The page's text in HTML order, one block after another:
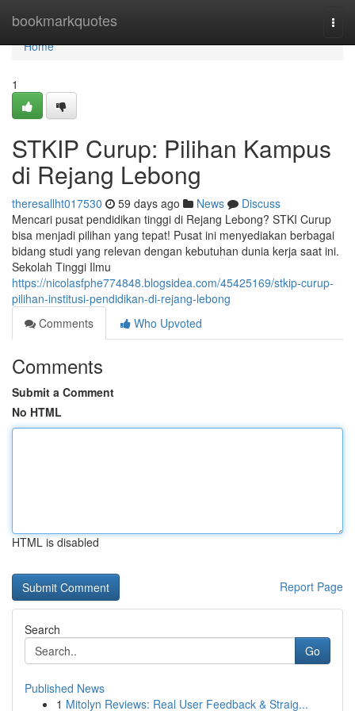
bookmarkquotes
Home
Home
1
STKIP Curup: Pilihan Kampus
di Rejang Lebong
theresallht017530 59 days ago News
Discuss
Mencari pusat pendidikan tinggi di Rejang Lebong? STKI Curup
bisa menjadi pilihan yang tepat! Pusat ini menyediakan berbagai
bidang studi yang relevan dengan kebutuhan dunia kerja saat ini.
Sekolah Tinggi Ilmu
https://nicolasfphe774848.blogsidea.com/45425169/stkip-curup-
pilihan-institusi-pendidikan-di-rejang-lebong
Comments
Who Upvoted
Comments
Submit a Comment
No HTML
HTML is disabled
Report Page
Search
Go
Published News
1 Mitolyn Reviews: Real User Feedback & Straig...